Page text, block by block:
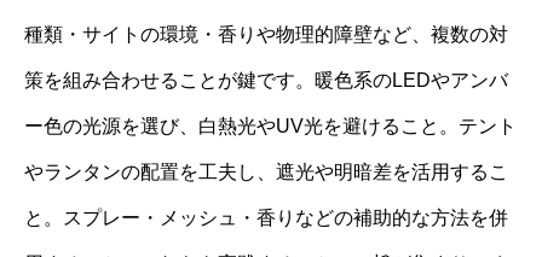
種類・サイトの環境・香りや物理的障壁など、複数の対
策を組み合わせることが鍵です。暖色系のLEDやアンバ
ー色の光源を選び、白熱光やUV光を避けること。テント
やランタンの配置を工夫し、遮光や明暗差を活用するこ
と。スプレー・メッシュ・香りなどの補助的な方法を併